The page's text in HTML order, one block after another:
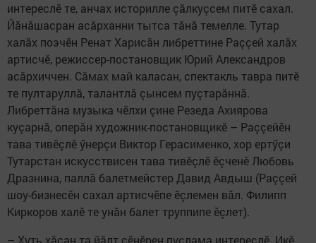
интереслӗ те, анчах историлле çăлкуçсем питӗ сахал.
Йăнăшасран асăрханни тытса тăнă темелле. Тутар
халăх поэчӗн Ренат Харисăн либреттине Раççей халăх
артисчӗ, режиссер-постановщик Юрий Александров
асăрхиччен. Сăмах май каласан, спектакль тавра питӗ
те пултаруллă, талантлă çынсем пуçтарăннă.
Либреттăна музыка чӗлхи çине Резеда Ахиярова
куçарнă, оперăн художник-постановщикӗ – Раççейӗн
тава тивӗçлӗ ӳнерçи Виктор Герасименко, хор ертӳçи
Тутарстан искусствисен тава тивӗçлӗ ӗçченӗ Любовь
Дразнина, паллă балетмейстер Давид Авдыш (Раççей
шоу-бизнесӗн сахал артисчӗпе ӗçлемен вăл. Филипп
Киркоров халӗ те унăн балет труппипе ӗçлет).